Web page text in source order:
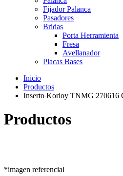
Fijador Palanca
Pasadores
Bridas
Porta Herramienta
Fresa
Avellanador
Placas Bases
Inicio
Productos
Inserto Korloy TNMG 270616
Productos
*imagen referencial